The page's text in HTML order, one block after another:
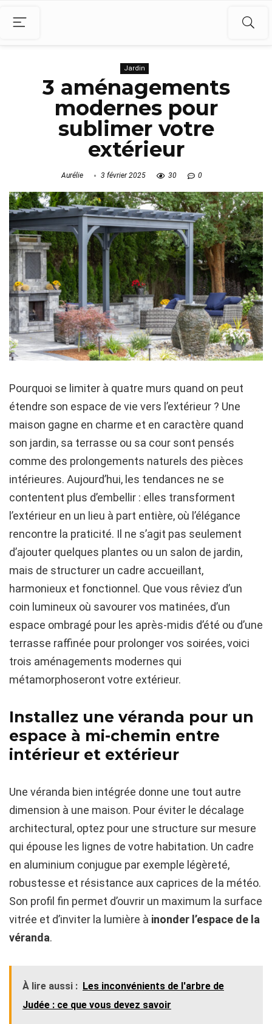
Jardin
3 aménagements
modernes pour
sublimer votre
extérieur
Aurélie 3 février 2025 30 0
Pourquoi se limiter à quatre murs quand on peut
étendre son espace de vie vers l’extérieur ? Une
maison gagne en charme et en caractère quand
son jardin, sa terrasse ou sa cour sont pensés
comme des prolongements naturels des pièces
intérieures. Aujourd’hui, les tendances ne se
contentent plus d’embellir : elles transforment
l’extérieur en un lieu à part entière, où l’élégance
rencontre la praticité. Il ne s’agit pas seulement
d’ajouter quelques plantes ou un salon de jardin,
mais de structurer un cadre accueillant,
harmonieux et fonctionnel. Que vous rêviez d’un
coin lumineux où savourer vos matinées, d’un
espace ombragé pour les après-midis d’été ou d’une
terrasse raffinée pour prolonger vos soirées, voici
trois aménagements modernes qui
métamorphoseront votre extérieur.
Installez une véranda pour un
espace à mi-chemin entre
intérieur et extérieur
Une véranda bien intégrée donne une tout autre
dimension à une maison. Pour éviter le décalage
architectural, optez pour une structure sur mesure
qui épouse les lignes de votre habitation. Un cadre
en aluminium conjugue par exemple légèreté,
robustesse et résistance aux caprices de la météo.
Son profil fin permet d’ouvrir un maximum la surface
vitrée et d’inviter la lumière à inonder l’espace de la
véranda.
À lire aussi : Les inconvénients de l'arbre de
Judée : ce que vous devez savoir